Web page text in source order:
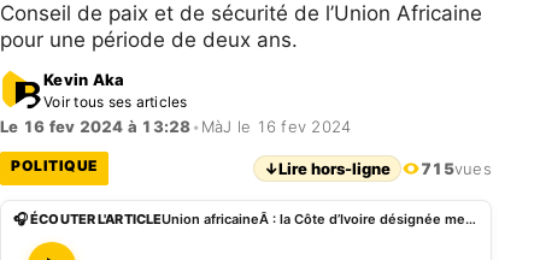
Conseil de paix et de sécurité de l’Union Africaine
pour une période de deux ans.
Kevin Aka
Voir tous ses articles
Le 16 fev 2024 à 13:28• MàJ le 16 fev 2024
POLITIQUE ↓Lire hors-ligne 715vues
🎧 ÉCOUTER L'ARTICLE Union africaineÂ : la Côte d’Ivoire désignée membre du conseil de paix et sécurité